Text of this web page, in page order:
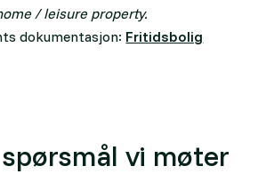
/ leisure property.
dokumentasjon: Fritidsbolig
vi møter